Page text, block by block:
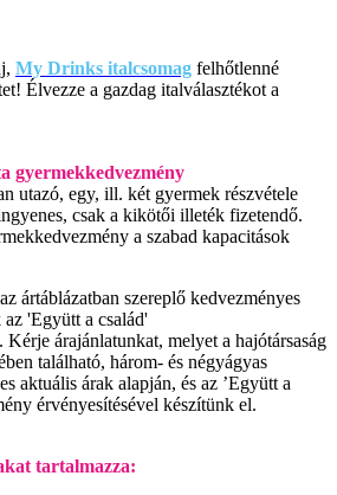
My Drinks italcsomag felhőtlenné
Élvezze a gazdag italválasztékot a
gyermekkedvezmény
utazó, egy, ill. két gyermek részvétele
csak a kikötői illeték fizetendő.
a szabad kapacitások
ártáblázatban szereplő kedvezményes
'Együtt a család'
árajánlatunkat, melyet a hajótársaság
található, három- és négyágyas
aktuális árak alapján, és az ’Együtt a
érvényesítésével készítünk el.
tartalmazza: